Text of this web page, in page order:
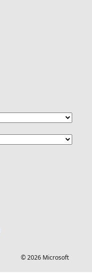
© 2026 Microsoft